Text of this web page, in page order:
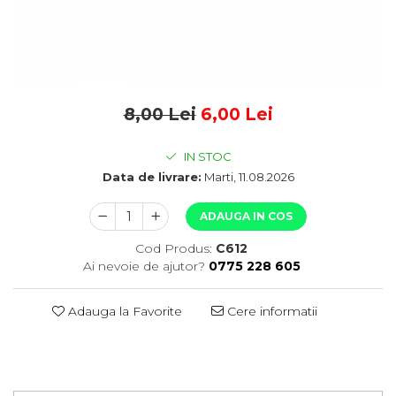
8,00 Lei 6,00 Lei
IN STOC
Data de livrare: Marti, 11.08.2026
ADAUGA IN COS
Cod Produs: C612
Ai nevoie de ajutor? 0775 228 605
Adauga la Favorite Cere informatii